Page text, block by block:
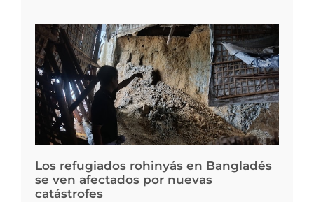
Los refugiados rohinyás en Bangladés
se ven afectados por nuevas
catástrofes